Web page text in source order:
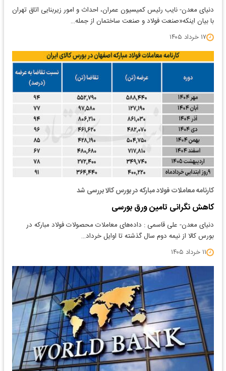
دنیای معدن- نایب رئیس کمیسیون عمران، احداث و امور زیربنایی اتاق تهران
با بیان اینکه«صنعت فولاد و صنعت ساختمان از جمله…
۱۷ خرداد ۱۴۰۵
کارنامه معاملات فولاد مبارکه در بورس کالا بررسی شد
کاهش نگرانی‌ تامین ورق بورسی
دنیای معدن- علی قاسمی : داده‌های معاملات محصولات فولاد مبارکه در
بورس کالا از نیمه دوم سال گذشته تا اوایل خرداد…
۱۱ خرداد ۱۴۰۵